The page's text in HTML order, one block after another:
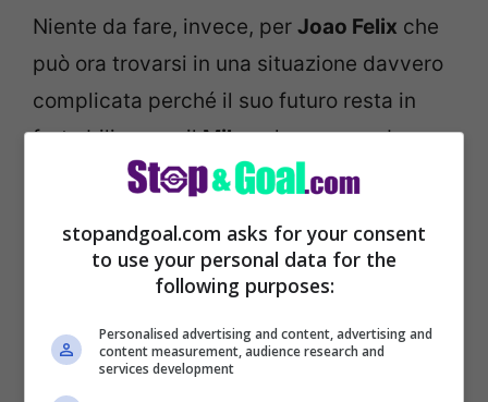
Niente da fare, invece, per Joao Felix che
può ora trovarsi in una situazione davvero
complicata perché il suo futuro resta in
forte bilico con ilMilanche non sembra
intenzionato ad investire circa35-40
prestazioni anche nel futuro.
stopandgoal.com asks for your consent
to use your personal data for the
following purposes:
Personalised advertising and content, advertising and
content measurement, audience research and
services development